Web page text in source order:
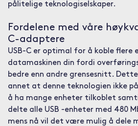
pålitelige teknologiselskaper.
Fordelene med våre
C-adaptere
USB-C er optimal for å koble flere
datamaskinen din fordi
bedre enn andre grensesnitt.
annet at denne teknologien ikke
å ha mange enheter tilkoblet
delte alle USB -enheter med 480
mens nå vil det være mulig å dele